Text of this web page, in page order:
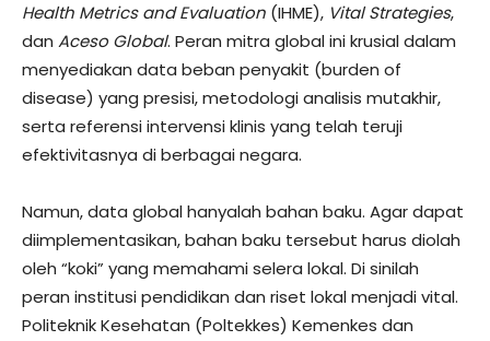
Health Metrics and Evaluation (IHME), Vital Strategies,
dan Aceso Global. Peran mitra global ini krusial dalam
menyediakan data beban penyakit (burden of
disease) yang presisi, metodologi analisis mutakhir,
serta referensi intervensi klinis yang telah teruji
efektivitasnya di berbagai negara.
​Namun, data global hanyalah bahan baku. Agar dapat
diimplementasikan, bahan baku tersebut harus diolah
oleh “koki” yang memahami selera lokal. Di sinilah
peran institusi pendidikan dan riset lokal menjadi vital.
Politeknik Kesehatan (Poltekkes) Kemenkes dan